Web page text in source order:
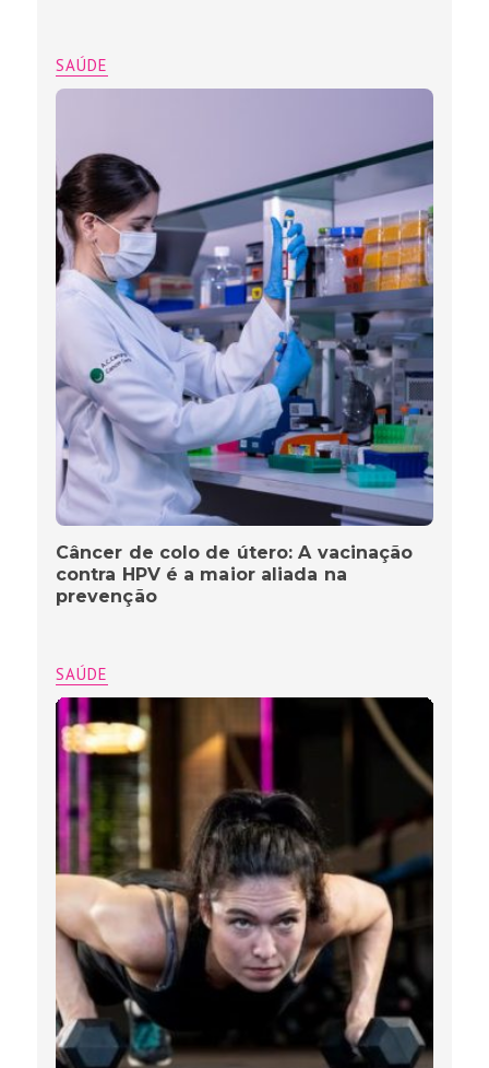
SAÚDE
Câncer de colo de útero: A vacinação
contra HPV é a maior aliada na
prevenção
SAÚDE